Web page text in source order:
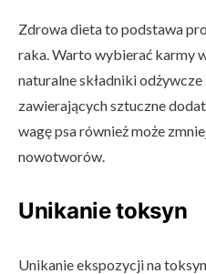
Zdrowa dieta to podstawa
raka. Warto wybierać karmy
naturalne składniki
zawierających sztuczne
wagę psa również może
nowotworów.
Unikanie toksyn
Unikanie ekspozycji na